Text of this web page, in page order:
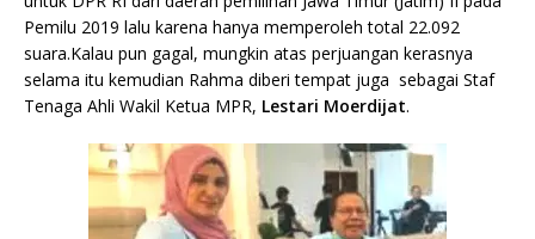
Pemilu 2019 lalu karena hanya memperoleh total 22.092
suara.Kalau pun gagal, mungkin atas perjuangan kerasnya
selama itu kemudian Rahma diberi tempat juga sebagai Staf
Tenaga Ahli Wakil Ketua MPR, Lestari Moerdijat.